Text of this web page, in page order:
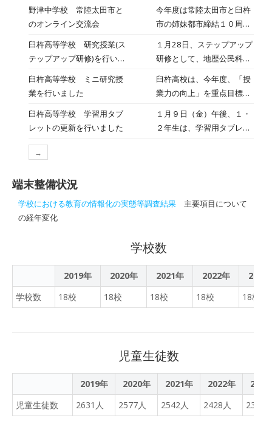
生】
講座がありました。 地域の
課題解決策の一つとして
「商品開発による地域活性
化」について、身近な事例
からそのアイディアの発想
方法をワークショップ形式
で学んでいきました。 これ
からの探究の時間で活用で
きるといいですね。
野津中学校 常陸太田市と
のオンライン交流会
今年度は常陸太田市と臼杵
市の姉妹都市締結１０周年
トが行われました。とりわ
け、川登小学校の児童が常
陸太田市へ行き、実際に交
流をしたのがとても大き
い、と言えます。常陸太田
市と臼杵市は『豊後国二孝
女物語』でつながってお
姉妹がはるか３００里（約
父に会いに行く、という実
域に語り継がれています。
今回は、まず『豊後国二孝
女物語』にまつわる古典か
して地元に残る史跡を実際
に現地に訪れて調査をしま
した。その調査したことを
まとめ、お互いにオンライ
ンで交流する、といった授
臼杵高等学校 研究授業(ス
テップアップ研修)を行いま
１月28日、ステップアップ
研修として、地歴公民科の
究授業を行いました。 授業
の目的は、「地震について
の基礎的な知識を理解でき
る」「過去の災害から現在
「自然災害伝承碑」の分布
で想定される自然災害や、
危険性についても考えてい
く、実生活に深く関連した
授業でした。
臼杵高等学校 ミニ研究授
業を行いました
臼杵高校は、今年度、「授
業力の向上」を重点目標に
歴総合（１年生）のミニ研
究授業が行われました。
れ、グループごとに活発な
臼杵高等学校 学習用タブ
レットの更新を行いました
１月９日（金）午後、１・
２年生は、学習用タブレッ
を守り、大切に扱うことは
もちろんですが、学習や学
しょう。
→
端末整備状況
学校における教育の情報化の実態等調査結果 主要項目について
の経年変化
学校数
2019年 2020年 2021年 2022年
2023
学校数
18校 18校 18校 18校 18校
児童生徒数
2019年 2020年 2021年 2022年
2023
児童生徒数
2631人 2577人 2542人 2428人 2384